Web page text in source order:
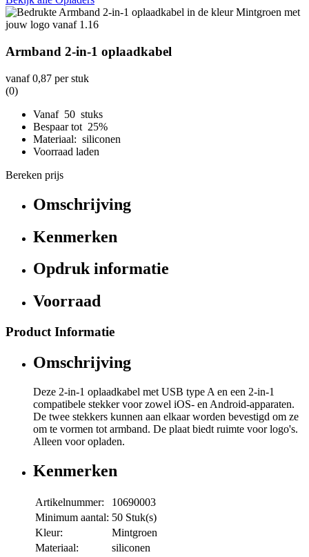
Armband 2-in-1 oplaadkabel
vanaf0,87 per stuk
(0)
Vanaf 50 stuks
Bespaar tot 25%
Materiaal: siliconen
Voorraad laden
Bereken prijs
Omschrijving
Kenmerken
Opdruk informatie
Voorraad
Product Informatie
Omschrijving
Deze 2-in-1 oplaadkabel met USB type A en een 2-in-1
compatibele stekker voor zowel iOS- en Android-apparaten.
De twee stekkers kunnen aan elkaar worden bevestigd om ze
om te vormen tot armband. De plaat biedt ruimte voor logo's.
Alleen voor opladen.
Kenmerken
Artikelnummer:
10690003
Minimum aantal: 50 Stuk(s)
Kleur:
Mintgroen
Materiaal:
siliconen